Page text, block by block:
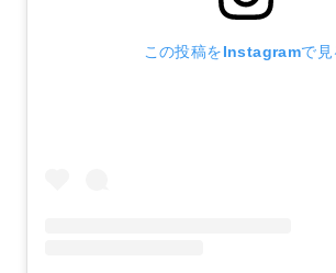
この投稿をInstagramで見